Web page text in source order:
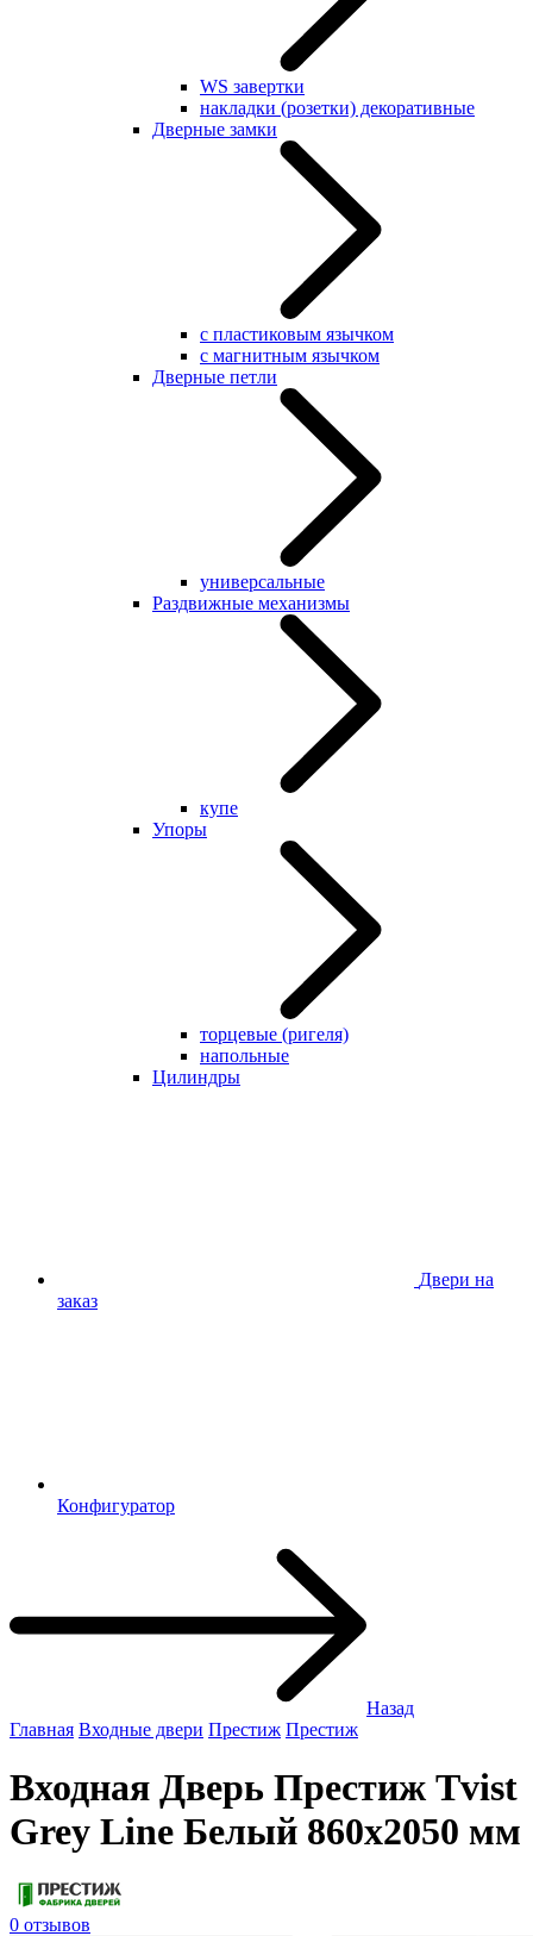
WS завертки
накладки (розетки) декоративные
Дверные замки
с пластиковым язычком
с магнитным язычком
Дверные петли
универсальные
Раздвижные механизмы
купе
Упоры
торцевые (ригеля)
напольные
Цилиндры
Двери на
заказ
Конфигуратор
Назад
Главная Входные двери Престиж Престиж
Входная Дверь Престиж Tvist
Grey Line Белый 860x2050 мм
0 отзывов